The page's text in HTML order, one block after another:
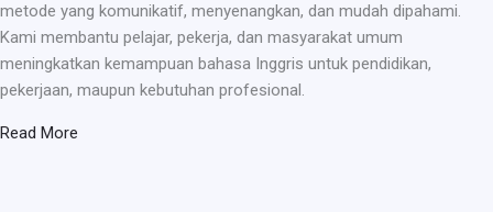
metode yang komunikatif, menyenangkan, dan mudah dipahami.
Kami membantu pelajar, pekerja, dan masyarakat umum
meningkatkan kemampuan bahasa Inggris untuk pendidikan,
pekerjaan, maupun kebutuhan profesional.
Read More